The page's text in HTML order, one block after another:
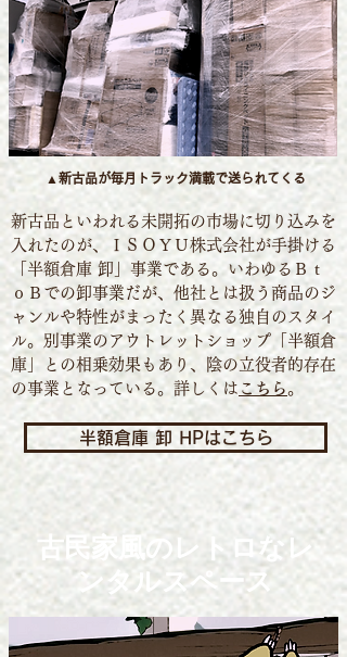
▲新古品が毎月トラック満載で送られてくる
新古品といわれる未開拓の市場に切り込みを
入れたのが、ＩＳＯＹＵ株式会社が手掛ける
「半額倉庫 卸」事業である。いわゆるＢｔ
ｏＢでの卸事業だが、他社とは扱う商品のジ
ャンルや特性がまったく異なる独自のスタイ
ル。別事業のアウトレットショップ「半額倉
庫」との相乗効果もあり、陰の立役者的存在
の事業となっている。詳しくは こちら。
半額倉庫 卸 HPはこちら
古民家風のレトロなレ
ンタルスペース